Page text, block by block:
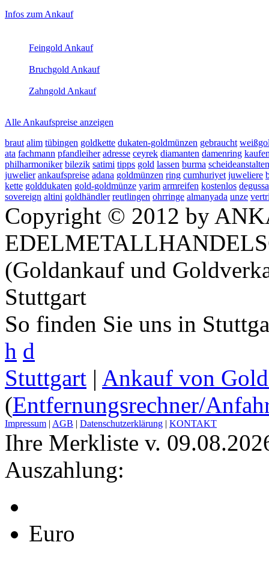
Sidebar
Infos zum Ankauf
Feingold Ankauf
Bruchgold Ankauf
Zahngold Ankauf
Alle Ankaufspreise anzeigen
braut alim tübingen goldkette dukaten-goldmünzen gebraucht
ata fachmann pfandleiher adresse ceyrek diamanten damenring
philharmoniker bilezik satimi tipps gold lassen burma scheideanstalten
juwelier ankaufspreise adana goldmünzen ring cumhuriyet juweliere
kette golddukaten gold-goldmünze yarim armreifen kostenlos degussa
sovereign altini goldhändler reutlingen ohrringe almanyada unze
Copyright © 2012 by
(Goldankauf und
Stuttgart
So finden Sie uns in
h d
Stuttgart | Ankauf von
(Entfernungsrechner/
Impressum | AGB | Datenschutzerklärung | KONTAKT
Ihre Merkliste v.
Auszahlung:
Euro